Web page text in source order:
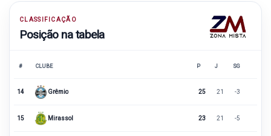
CLASSIFICAÇÃO
Posição na tabela
# CLUBE P J SG
14 Grêmio 25 21 -3
15 Mirassol 23 21 -5